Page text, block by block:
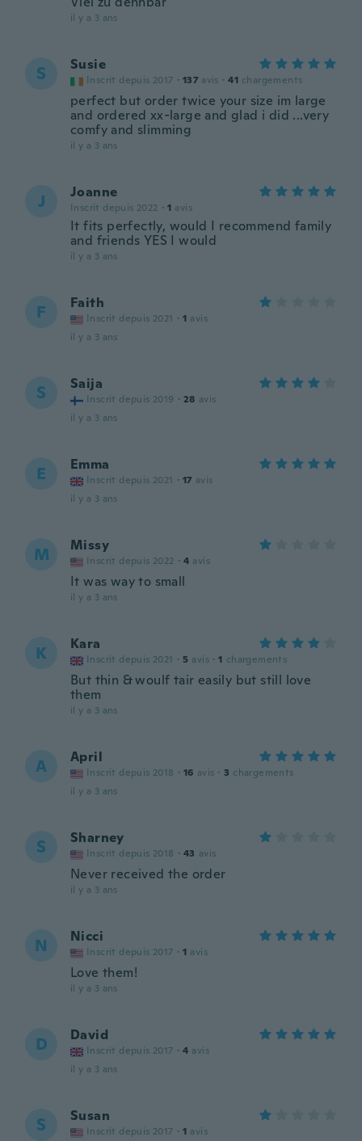
il y a 3 ans
S Susie
Inscrit depuis 2017 · 137 avis · 41 chargements
perfect but order twice your size im large
and ordered xx-large and glad i did ...very
comfy and slimming
il y a 3 ans
J Joanne
Inscrit depuis 2022 · 1 avis
It fits perfectly, would I recommend family
and friends YES I would
il y a 3 ans
F Faith
Inscrit depuis 2021 · 1 avis
il y a 3 ans
S Saija
Inscrit depuis 2019 · 28 avis
il y a 3 ans
E Emma
Inscrit depuis 2021 · 17 avis
il y a 3 ans
M Missy
Inscrit depuis 2022 · 4 avis
It was way to small
il y a 3 ans
K Kara
Inscrit depuis 2021 · 5 avis · 1 chargements
But thin & woulf tair easily but still love
them
il y a 3 ans
A April
Inscrit depuis 2018 · 16 avis · 3 chargements
il y a 3 ans
S Sharney
Inscrit depuis 2018 · 43 avis
Never received the order
il y a 3 ans
N Nicci
Inscrit depuis 2017 · 1 avis
Love them!
il y a 3 ans
D David
Inscrit depuis 2017 · 4 avis
il y a 3 ans
S Susan
Inscrit depuis 2017 · 1 avis